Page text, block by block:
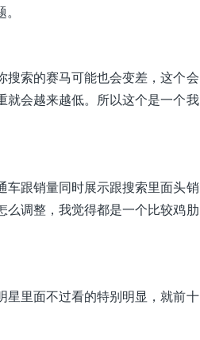
搜索的赛马可能也会变差，这个会
就会越来越低。所以这个是一个我
车跟销量同时展示跟搜索里面头销
么调整，我觉得都是一个比较鸡肋
星里面不过看的特别明显，就前十